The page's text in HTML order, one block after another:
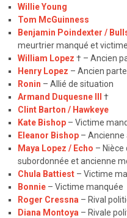
Willie Young
Tom McGuinness
Benjamin Poindexter /
meurtrier manqué et
William Lopez † – Ancien
Henry Lopez – Ancien
Ronin – Allié de situation
Armand Duquesne III
†
Clint Barton / Hawkeye
Kate Bishop – Victime
Eleanor Bishop – Ancienne
Maya Lopez / Echo – Nièce
subordonnée et ancienne
Chula Battiest – Victime
Bonnie – Victime manquée
Roger Cressna – Rival
Diana Montoya – Rivale